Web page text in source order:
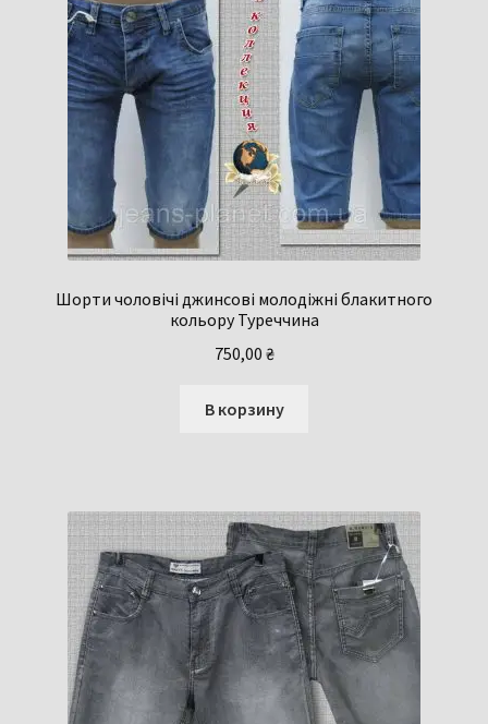
Шорти чоловічі джинсові молодіжні блакитного
кольору Туреччина
750,00 ₴
В корзину